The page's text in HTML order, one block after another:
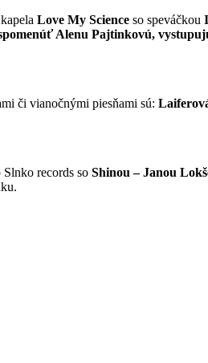
Love My Science so speváčkou
Alenu Pajtinkovú,
či vianočnými piesňami sú:
records so Shinou – Janou